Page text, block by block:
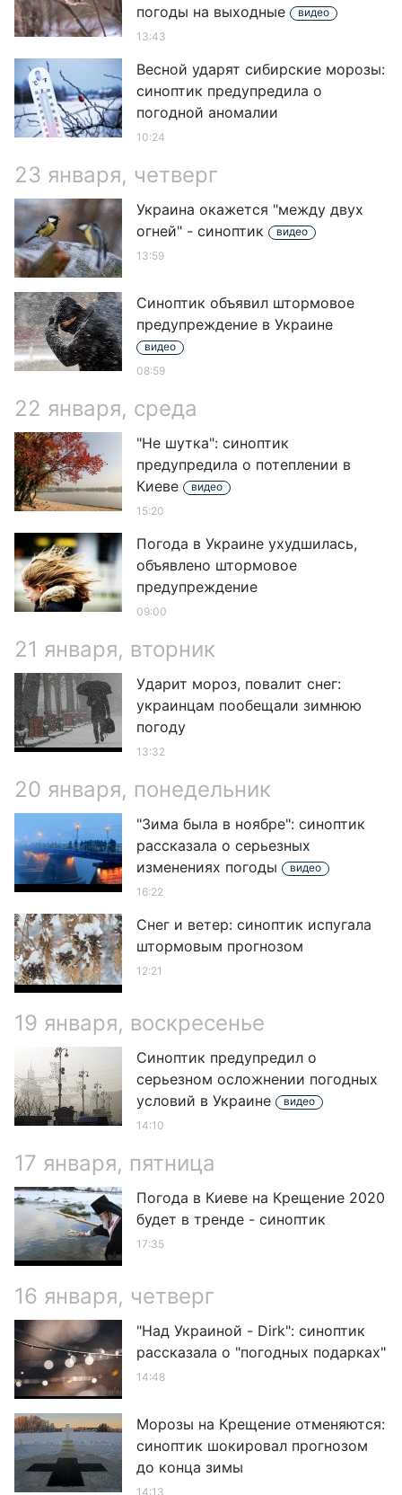
погоды на выходные
видео
13:43
Весной ударят сибирские морозы:
синоптик предупредила о
погодной аномалии
10:24
23 января, четверг
Украина окажется "между двух
огней" - синоптик
видео
13:59
Синоптик объявил штормовое
предупреждение в Украине
видео
08:59
22 января, среда
"Не шутка": синоптик
предупредила о потеплении в
Киеве
видео
15:20
Погода в Украине ухудшилась,
объявлено штормовое
предупреждение
09:00
21 января, вторник
Ударит мороз, повалит снег:
украинцам пообещали зимнюю
погоду
13:32
20 января, понедельник
"Зима была в ноябре": синоптик
рассказала о серьезных
изменениях погоды
видео
16:22
Снег и ветер: синоптик испугала
штормовым прогнозом
12:21
19 января, воскресенье
Синоптик предупредил о
серьезном осложнении погодных
условий в Украине
видео
14:10
17 января, пятница
Погода в Киеве на Крещение 2020
будет в тренде - синоптик
17:35
16 января, четверг
"Над Украиной - Dirk": синоптик
рассказала о "погодных подарках"
14:48
Морозы на Крещение отменяются:
синоптик шокировал прогнозом
до конца зимы
14:13